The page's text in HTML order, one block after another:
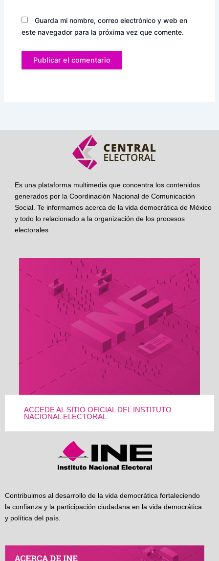
Guarda mi nombre, correo electrónico y web en
este navegador para la próxima vez que comente.
Es una plataforma multimedia que concentra los contenidos
generados por la Coordinación Nacional de Comunicación
Social. Te informamos acerca de la vida democrática de México
y todo lo relacionado a la organización de los procesos
electorales
ACCEDE AL SITIO OFICIAL DEL INSTITUTO
NACIONAL ELECTORAL
Contribuimos al desarrollo de la vida democrática fortaleciendo
la confianza y la participación ciudadana en la vida democrática
y política del país.